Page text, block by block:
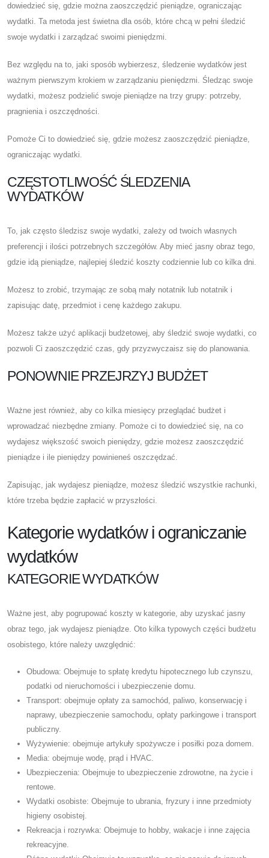
dowiedzieć się, gdzie można zaoszczędzić pieniądze, ograniczając
wydatki. Ta metoda jest świetna dla osób, które chcą w pełni śledzić
swoje wydatki i zarządzać swoimi pieniędzmi.
Bez względu na to, jaki sposób wybierzesz, śledzenie wydatków jest
ważnym pierwszym krokiem w zarządzaniu pieniędzmi. Śledząc swoje
wydatki, możesz podzielić swoje pieniądze na trzy grupy: potrzeby,
pragnienia i oszczędności.
Pomoże Ci to dowiedzieć się, gdzie możesz zaoszczędzić pieniądze,
ograniczając wydatki.
CZĘSTOTLIWOŚĆ ŚLEDZENIA
WYDATKÓW
To, jak często śledzisz swoje wydatki, zależy od twoich własnych
preferencji i ilości potrzebnych szczegółów. Aby mieć jasny obraz tego,
gdzie idą pieniądze, najlepiej śledzić koszty codziennie lub co kilka dni.
Możesz to zrobić, trzymając ze sobą mały notatnik lub notatnik i
zapisując datę, przedmiot i cenę każdego zakupu.
Możesz także użyć aplikacji budżetowej, aby śledzić swoje wydatki, co
pozwoli Ci zaoszczędzić czas, gdy przyzwyczaisz się do planowania.
PONOWNIE PRZEJRZYJ BUDŻET
Ważne jest również, aby co kilka miesięcy przeglądać budżet i
wprowadzać niezbędne zmiany. Pomoże ci to dowiedzieć się, na co
wydajesz większość swoich pieniędzy, gdzie możesz zaoszczędzić
pieniądze i ile pieniędzy powinieneś oszczędzać.
Zapisując, jak wydajesz pieniądze, możesz śledzić wszystkie rachunki,
które trzeba będzie zapłacić w przyszłości.
Kategorie wydatków i ograniczanie
wydatków
KATEGORIE WYDATKÓW
Ważne jest, aby pogrupować koszty w kategorie, aby uzyskać jasny
obraz tego, jak wydajesz pieniądze. Oto kilka typowych części budżetu
osobistego, które należy uwzględnić:
Obudowa: Obejmuje to spłatę kredytu hipotecznego lub czynszu,
podatki od nieruchomości i ubezpieczenie domu.
Transport: obejmuje opłaty za samochód, paliwo, konserwację i
naprawy, ubezpieczenie samochodu, opłaty parkingowe i transport
publiczny.
Wyżywienie: obejmuje artykuły spożywcze i posiłki poza domem.
Media: obejmuje wodę, prąd i HVAC.
Ubezpieczenia: Obejmuje to ubezpieczenie zdrowotne, na życie i
rentowe.
Wydatki osobiste: Obejmuje to ubrania, fryzury i inne przedmioty
higieny osobistej.
Rekreacja i rozrywka: Obejmuje to hobby, wakacje i inne zajęcia
rekreacyjne.